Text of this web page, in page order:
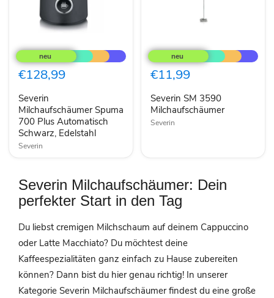
Milchaufschäumer
Spuma
700
Plus
Schwarz,
Edelstahl
€128,99
Severin
Milchaufschäumer Spuma
700 Plus Automatisch
Schwarz, Edelstahl
Severin
SM
3590
Milchaufschäumer
€11,99
Severin SM 3590
Milchaufschäumer
Severin
Severin Milchaufschäumer: Dein
perfekter Start in den Tag
Du liebst cremigen Milchschaum auf deinem Cappuccino
oder Latte Macchiato? Du möchtest deine
Kaffeespezialitäten ganz einfach zu Hause zubereiten
können? Dann bist du hier genau richtig! In unserer
Kategorie Severin Milchaufschäumer findest du eine große